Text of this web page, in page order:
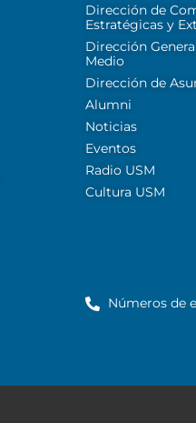
Dirección de
Estratégicas y
Dirección
Medio
Dirección de
Alumni
Noticias
Eventos
Radio USM
Cultura USM
Números de